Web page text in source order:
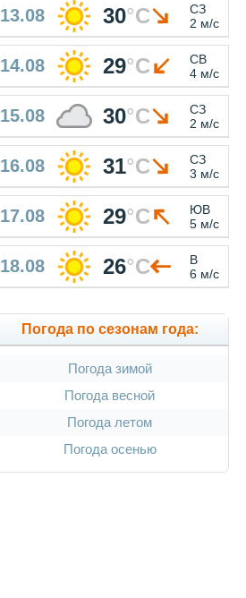
13.08 30°C
СЗ
2 м/с
14.08 29°C
СВ
4 м/с
15.08 30°C
СЗ
2 м/с
16.08 31°C
СЗ
3 м/с
17.08 29°C
ЮВ
5 м/с
18.08 26°C
В
6 м/с
Погода по сезонам года:
Погода зимой
Погода весной
Погода летом
Погода осенью